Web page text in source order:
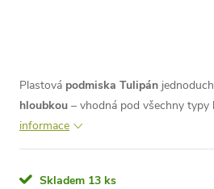
Plastová podmiska Tulipán
hloubkou – vhodná pod všechny typy
informace
Skladem 13 ks